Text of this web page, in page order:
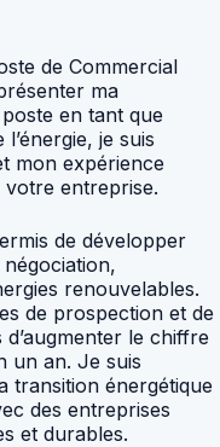
de Commercial
ma
en tant que
je suis
mon expérience
entreprise.
de développer
renouvelables.
de prospection et de
le chiffre
un an. Je suis
transition énergétique
des entreprises
et durables.